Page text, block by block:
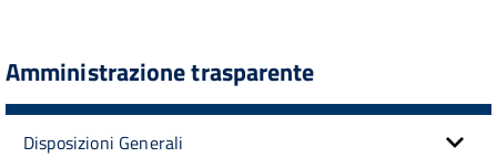
Amministrazione trasparente
Disposizioni Generali